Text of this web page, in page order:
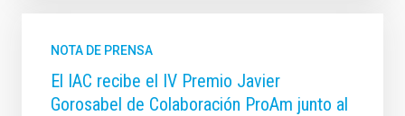
NOTA DE PRENSA
El IAC recibe el IV Premio Javier
Gorosabel de Colaboración ProAm junto al